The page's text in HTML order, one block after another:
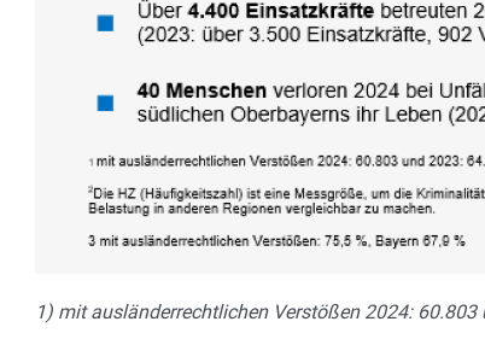
1) mit ausländerrechtlichen Verstößen 2024: